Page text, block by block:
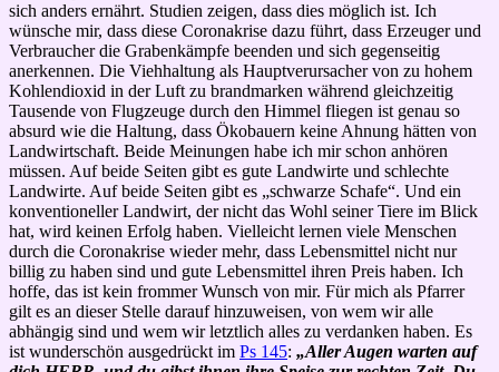
sich anders ernährt. Studien zeigen, dass dies möglich ist. Ich
wünsche mir, dass diese Coronakrise dazu führt, dass Erzeuger und
Verbraucher die Grabenkämpfe beenden und sich gegenseitig
anerkennen. Die Viehhaltung als Hauptverursacher von zu hohem
Kohlendioxid in der Luft zu brandmarken während gleichzeitig
Tausende von Flugzeuge durch den Himmel fliegen ist genau so
absurd wie die Haltung, dass Ökobauern keine Ahnung hätten von
Landwirtschaft. Beide Meinungen habe ich mir schon anhören
müssen. Auf beide Seiten gibt es gute Landwirte und schlechte
Landwirte. Auf beide Seiten gibt es „schwarze Schafe“. Und ein
konventioneller Landwirt, der nicht das Wohl seiner Tiere im Blick
hat, wird keinen Erfolg haben. Vielleicht lernen viele Menschen
durch die Coronakrise wieder mehr, dass Lebensmittel nicht nur
billig zu haben sind und gute Lebensmittel ihren Preis haben. Ich
hoffe, das ist kein frommer Wunsch von mir. Für mich als Pfarrer
gilt es an dieser Stelle darauf hinzuweisen, von wem wir alle
abhängig sind und wem wir letztlich alles zu verdanken haben. Es
ist wunderschön ausgedrückt im Ps 145: „Aller Augen warten auf